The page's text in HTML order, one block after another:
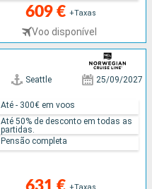
609 € +Taxas
Voo disponível
Seattle 25/09/2027
Até - 300€ em voos
Até 50% de desconto em todas as
partidas.
Pensão completa